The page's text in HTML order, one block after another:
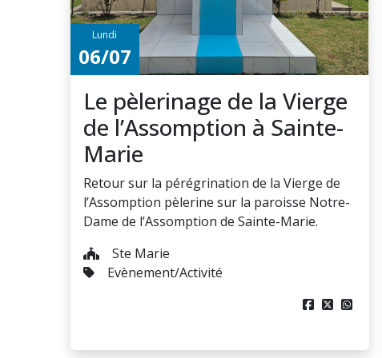
Lundi
06/07
Le pèlerinage de la Vierge
de l’Assomption à Sainte-
Marie
Retour sur la pérégrination de la Vierge de
l’Assomption pèlerine sur la paroisse Notre-
Dame de l’Assomption de Sainte-Marie.
Ste Marie
Evènement/Activité
  